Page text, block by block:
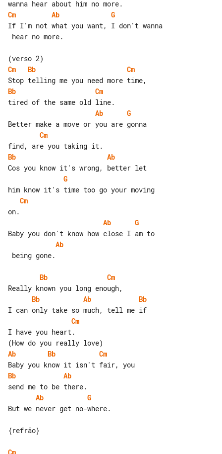
Cm
Ab
G
If I'm not what you want, I don't wanna
Cm
Bb
Cm
Bb
Cm
Ab
G
Cm
Bb
Ab
G
Cm
Ab
G
Ab
Bb
Cm
Bb
Ab
Bb
Cm
I have you heart.
Ab
Bb
Cm
Bb
Ab
Ab
G
But we never get no-where.
{refrão}